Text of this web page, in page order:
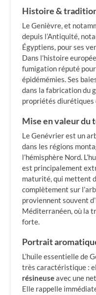
Histoire &
Le Genièvre, et
depuis l’Antiquité,
Égyptiens, pour ses
Dans l’histoire
fumigation réputé
épidémémies. Ses
dans la fabrication du
propriétés diurétiques
Mise en valeur du
Le Genévrier est un
dans les régions
l’hémisphère Nord.
est principalement
maturité, qui mettent
complètement sur
proviennent souvent
Méditerranéen, où la
forte.
Portrait
L’huile essentielle de
très caractéristique :
résineuseavec une
Elle rappelle